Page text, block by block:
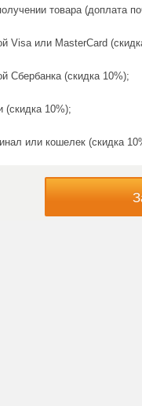
товара (доплата
Visa или MasterCard
Сбербанка (скидка 10%);
(скидка 10%);
или кошелек (скидка